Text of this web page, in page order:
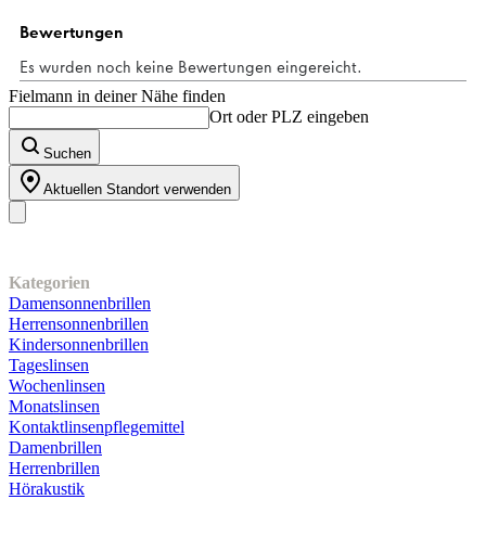
Fielmann in deiner Nähe finden
Ort oder PLZ eingeben
Suchen
Aktuellen Standort verwenden
Kategorien
Damensonnenbrillen
Herrensonnenbrillen
Kindersonnenbrillen
Tageslinsen
Wochenlinsen
Monatslinsen
Kontaktlinsenpflegemittel
Damenbrillen
Herrenbrillen
Hörakustik